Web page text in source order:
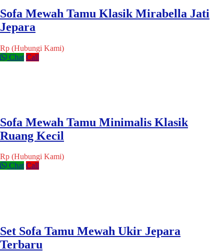
Sofa Mewah Tamu Klasik Mirabella Jati
Jepara
Rp (Hubungi Kami)
Chat Call
Sofa Mewah Tamu Minimalis Klasik
Ruang Kecil
Rp (Hubungi Kami)
Chat Call
Set Sofa Tamu Mewah Ukir Jepara
Terbaru